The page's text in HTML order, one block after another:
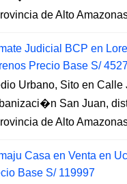
de Alto
Judicial BCP en
Precio Base S/
Urbano, Sito en Calle
San Juan,
de Alto
Casa en Venta en
Base S/ 119997